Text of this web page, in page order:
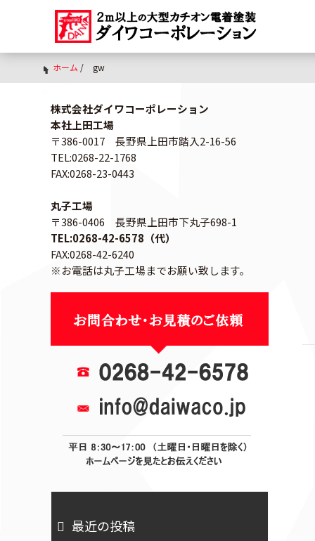
ホーム / gw
株式会社ダイワコーポレーション
本社上田工場
〒386-0017 長野県上田市踏入2-16-56
TEL:0268-22-1768
FAX:0268-23-0443
丸子工場
〒386-0406 長野県上田市下丸子698-1
TEL:0268-42-6578（代）
FAX:0268-42-6240
※お電話は丸子工場までお願い致します。
最近の投稿